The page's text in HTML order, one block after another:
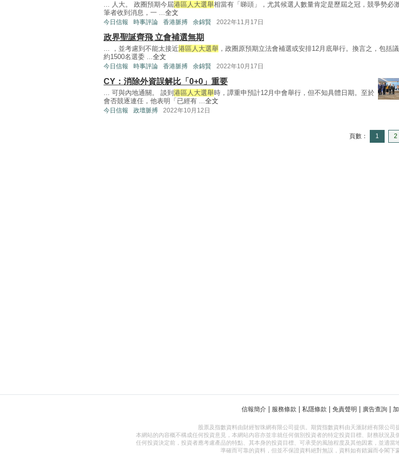
... 人大。 政圈預期今屆港區人大選舉相當有「睇頭」，尤其候選人數量肯定是歷屆之冠，競爭勢必激
筆者收到消息，一 ...全文
今日信報 時事評論 香港脈搏 余錦賢 2022年11月17日
政界聖誕齊飛 立會補選無期
... ，並考慮到不能太接近港區人大選舉 ，政圈原預期立法會補選或安排12月底舉行。換言之，包括
約1500名選委 ...全文
今日信報 時事評論 香港脈搏 余錦賢 2022年10月17日
CY：消除外資誤解比「0+0」重要
... 可與內地通關。 談到 港區人大選舉時，譚重申預計12月中會舉行，但不知具體日期。至於
會否競逐連任，他表明「已經有 ...全文
今日信報 政壇脈搏 2022年10月12日
頁數： 1 2
信報簡介 服務條款 私隱條款 免責聲明 廣告查詢
股票及指數資料由財經智珠網有限公司提供。期貨指數資料由天滙財經有限公司
本網站的內容概不構成任何投資意見，本網站內容亦並非就任何個別投資者的特定投資目標、財務狀況
任何投資決定前，投資者應考慮產品的特點、其本身的投資目標、可承受的風險程度及其他因素，並適
準確而可靠的資料，但並不保證資料絕對無誤，資料如有錯漏而令閣下